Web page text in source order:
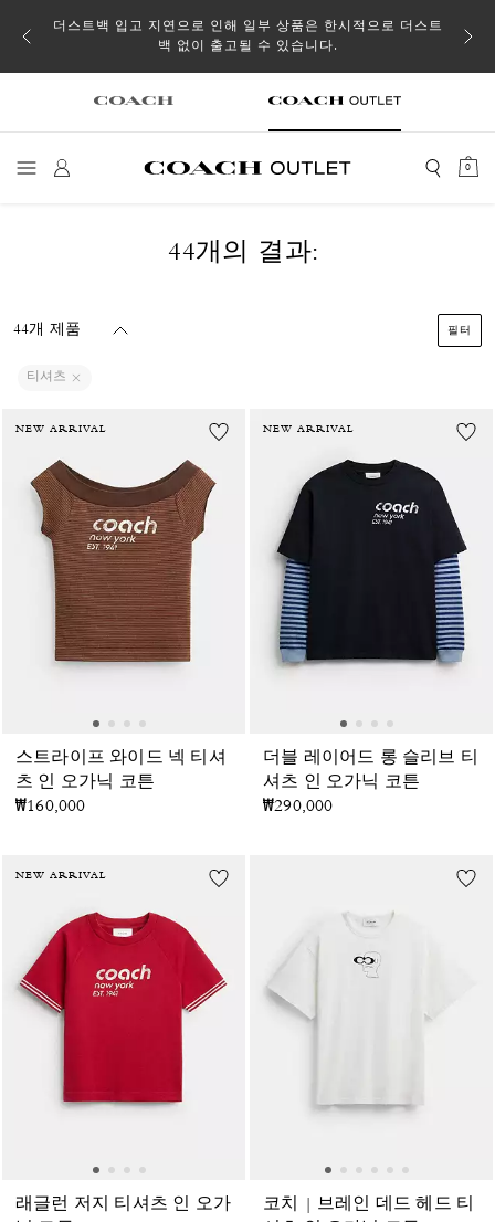
될 수
더스트백 입고 지연으로 인해 일부 상품은 한시적으로 더스트
백 없이 출고될 수 있습니다.
0
44개의 결과:
44개 제품 필터
티셔츠
NEW ARRIVAL
스트라이프 와이드 넥 티셔
츠 인 오가닉 코튼
₩160,000
NEW ARRIVAL
더블 레이어드 롱 슬리브 티
셔츠 인 오가닉 코튼
₩290,000
NEW ARRIVAL
래글런 저지 티셔츠 인 오가
코치 | 브레인 데드 헤드 티